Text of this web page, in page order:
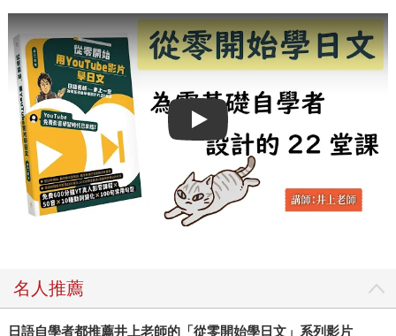
Play video
名人推薦
日語自學者都推薦井上老師的「從零開始學日文」系列影片